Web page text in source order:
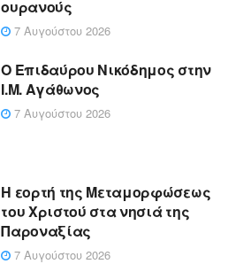
ουρανούς
7 Αυγούστου 2026
Ο Επιδαύρου Νικόδημος στην
Ι.Μ. Αγάθωνος
7 Αυγούστου 2026
Η εορτή της Μεταμορφώσεως
του Χριστού στα νησιά της
Παροναξίας
7 Αυγούστου 2026